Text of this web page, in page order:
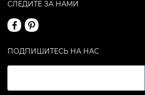
СЛЕДИТЕ ЗА НАМИ
ПОДПИШИТЕСЬ НА НАС